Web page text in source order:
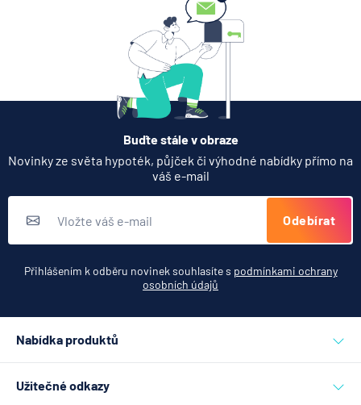
Buďte stále v obraze
Novinky ze světa hypoték, půjček či výhodné nabídky přímo na
váš e-mail
Odebírat
Přihlášením k odběru novinek souhlasíte s podmínkami ochrany
osobních údajů
Nabídka produktů
Užitečné odkazy